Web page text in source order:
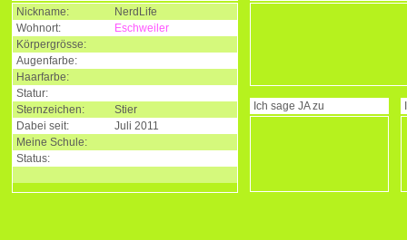
Nickname:
NerdLife
Wohnort:
Eschweiler
Körpergrösse:
Augenfarbe:
Haarfarbe:
Statur:
Sternzeichen:
Stier
Dabei seit:
Juli 2011
Meine Schule:
Status:
Ich sage JAzu